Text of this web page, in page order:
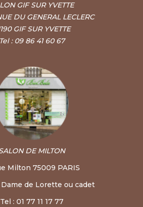
GIF SUR YVETTE
DU GENERAL LECLERC
GIF SUR YVETTE
Tel : 09 86 41 60 67
DE MILTON
Milton 75009 PARIS
de Lorette ou cadet
Tel : 01 77 11 17 77